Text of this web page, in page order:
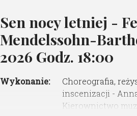
Sen nocy letniej -
Mendelssohn-
2026 Godz. 18:00
Wykonanie:
Choreografia,
inscenizacji -
Kierownictwo